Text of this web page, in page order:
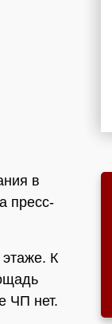
в
пресс-
К
ЧП нет.